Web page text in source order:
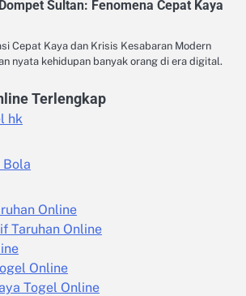
Sultan: Fenomena Cepat Kaya
Cepat Kaya dan Krisis Kesabaran Modern
nyata kehidupan banyak orang di era digital.
Terlengkap
hk
Bola
Online
Taruhan Online
Online
Togel Online